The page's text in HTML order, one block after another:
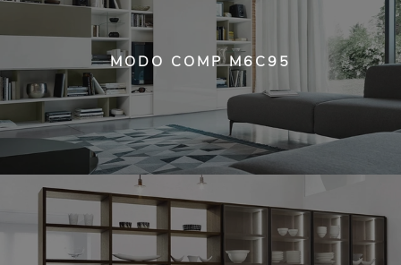
MODO COMP M6C95